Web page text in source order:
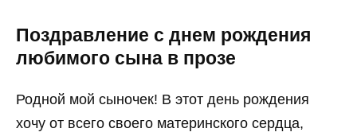
Поздравление с днем рождения
любимого сына в прозе
Родной мой сыночек! В этот день рождения
хочу от всего своего материнского сердца,